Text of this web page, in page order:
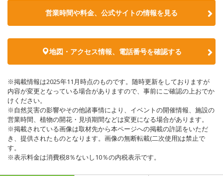
営業時間や料金、公式サイトの情報を見る
地図・アクセス情報、電話番号を確認する
※掲載情報は2025年11月時点のものです。随時更新をしておりますが
内容が変更となっている場合がありますので、事前にご確認の上おでか
けください。
※自然災害の影響やその他諸事情により、イベントの開催情報、施設の
営業時間、植物の開花・見頃期間などは変更になる場合があります。
※掲載されている画像は取材先から本ページへの掲載の許諾をいただ
き、提供されたものとなります。画像の無断転載(二次使用)は禁止で
す。
※表示料金は消費税8％ないし10％の内税表示です。